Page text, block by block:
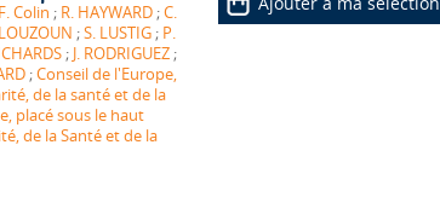
F. Colin ; R. HAYWARD ;C.
;S. LUSTIG ; P.
; J. RODRIGUEZ ;
;Conseil de l'Europe,
de la santé et de la
placé sous le haut
de la Santé et de la